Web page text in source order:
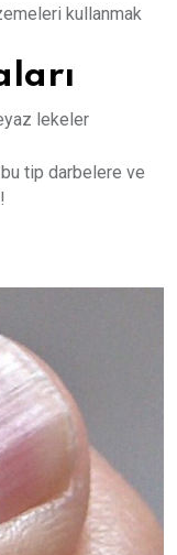
kullanmak
lekeler
bu tip darbelere ve